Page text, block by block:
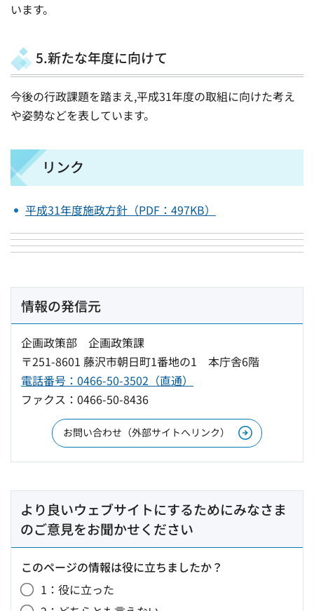
います。
5.新たな年度に向けて
今後の行政課題を踏まえ,平成31年度の取組に向けた考え
や姿勢などを表しています。
リンク
平成31年度施政方針（PDF：497KB）
情報の発信元
企画政策部 企画政策課
〒251-8601 藤沢市朝日町1番地の1 本庁舎6階
電話番号：0466-50-3502（直通）
ファクス：0466-50-8436
お問い合わせ（外部サイトへリンク）
より良いウェブサイトにするためにみなさま
のご意見をお聞かせください
このページの情報は役に立ちましたか？
1：役に立った